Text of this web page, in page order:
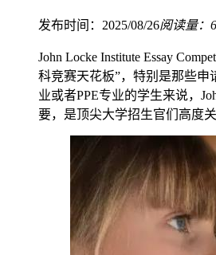
发布时间：2025/08/26阅读量：
John Locke Institute Essay
科竞赛天花板”，特别是那些申
业或者PPE专业的学生来说，
要，是顶尖大学招生官们高度